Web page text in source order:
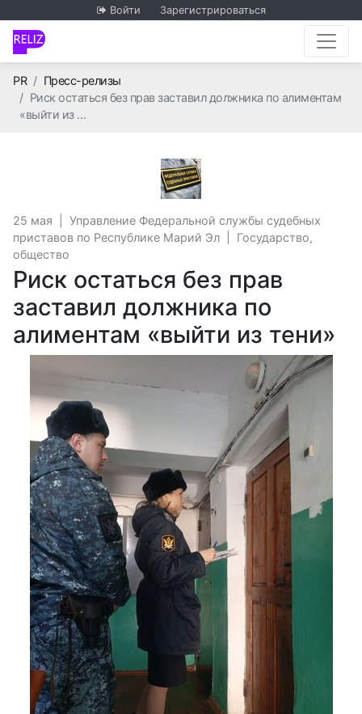
Войти Зарегистрироваться
PRГлавная
Пресс-релизы
Риск остаться без прав заставил должника по алиментам
«выйти из …
Управление
25 мая
Управление Федеральной службы судебных
приставов по Республике Марий Эл
Государство,
общество
Риск остаться без прав
заставил должника по
алиментам «выйти из тени»